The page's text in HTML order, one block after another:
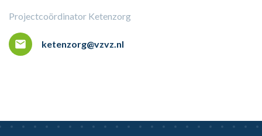
Projectcoördinator Ketenzorg
ketenzorg@vzvz.nl